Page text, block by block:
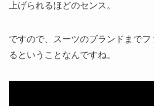
上げられるほどのセンス。
ですので、スーツのブランドまでフ
るということなんですね。